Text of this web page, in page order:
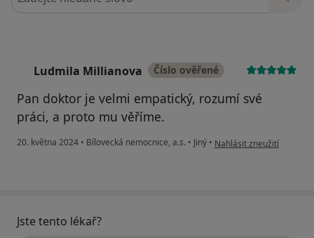
Ludmila Millianova Číslo ověřené
Pan doktor je velmi empatický, rozumí své
práci, a proto mu věříme.
20. května 2024 • Bílovecká nemocnice, a.s. • Jiný • podle názoru uživatele
Nahlásit zneužití
Jste tento lékař?